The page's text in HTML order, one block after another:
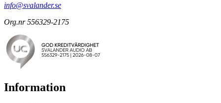
info@svalander.se
Org.nr 556329-2175
Information